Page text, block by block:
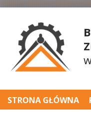
STRONA GŁÓWNA